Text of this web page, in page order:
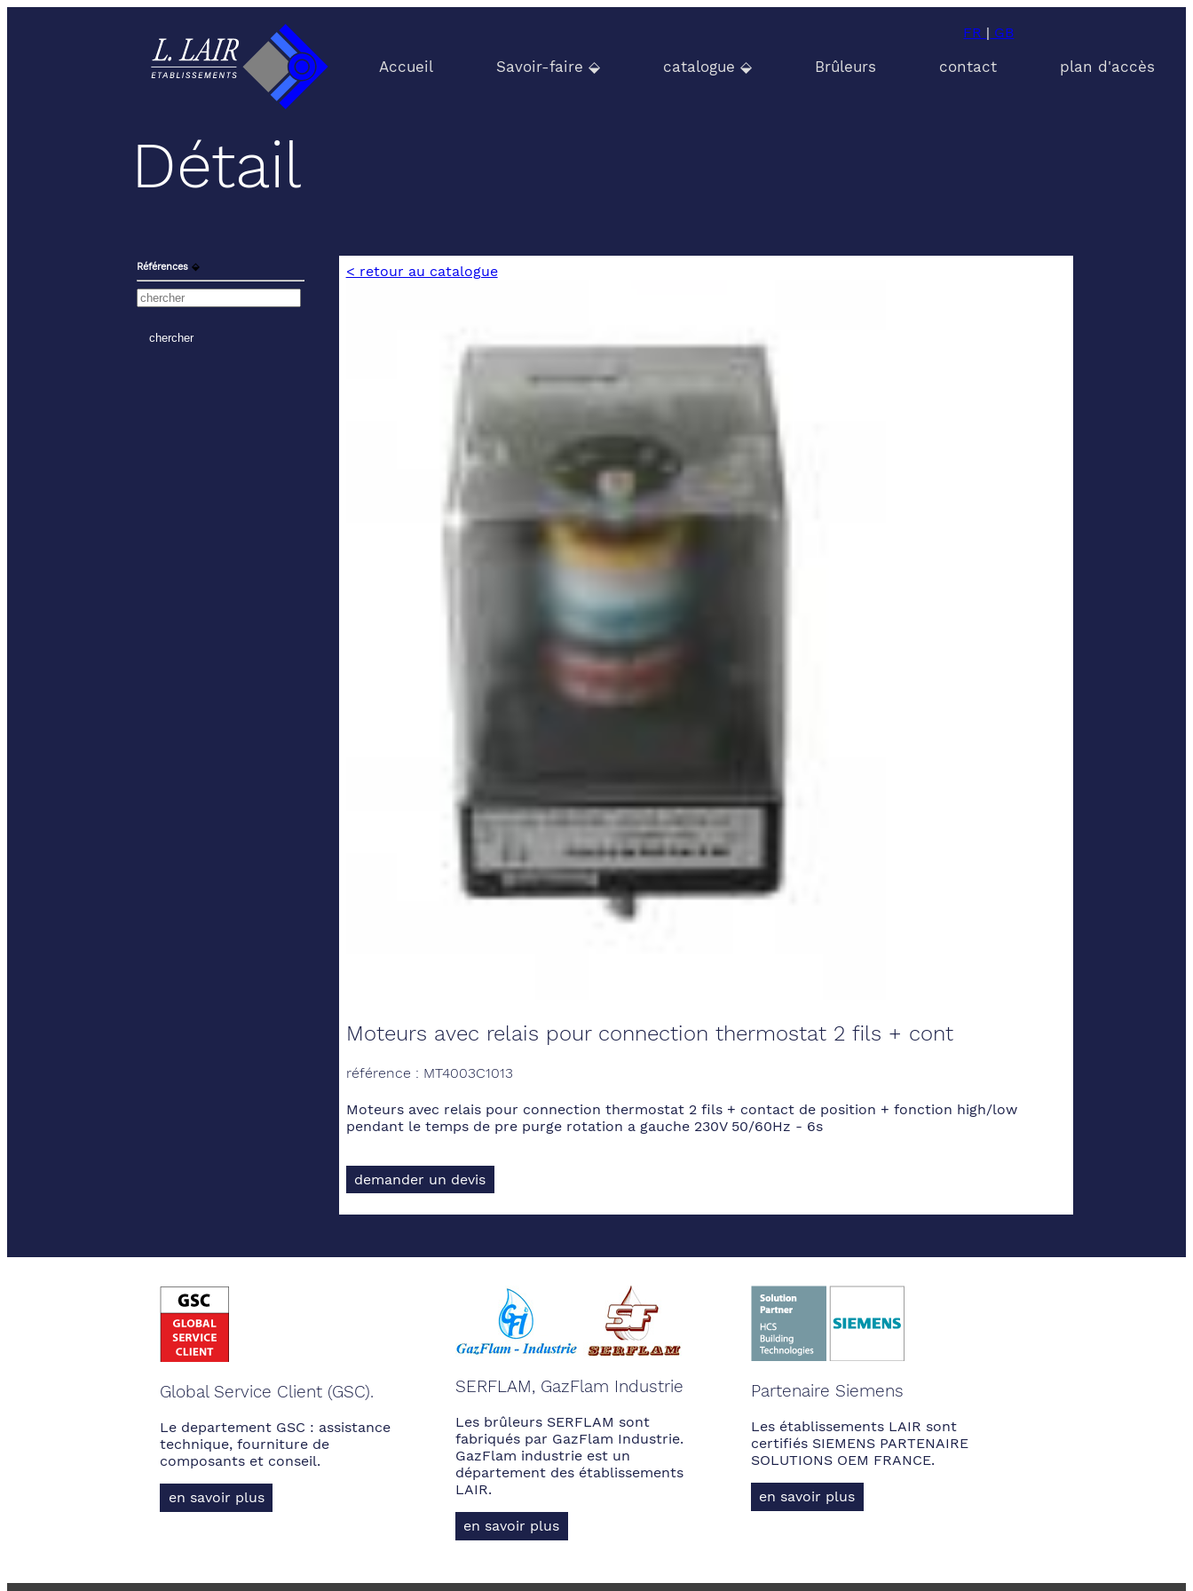
FR | GB
Accueil Savoir-faire ⬙ catalogue ⬙ Brûleurs contact plan d'accès
Détail
Références ⬙ < retour au catalogue
Moteurs avec relais pour connection thermostat 2 fils + cont
référence : MT4003C1013
Moteurs avec relais pour connection thermostat 2 fils + contact de position + fonction high/low
pendant le temps de pre purge rotation a gauche 230V 50/60Hz - 6s
demander un devis
Global Service Client (GSC).
Le departement GSC : assistance
technique, fourniture de
composants et conseil.
en savoir plus
SERFLAM, GazFlam Industrie
Les brûleurs SERFLAM sont
fabriqués par GazFlam Industrie.
GazFlam industrie est un
département des établissements
LAIR.
en savoir plus
Partenaire Siemens
Les établissements LAIR sont
certifiés SIEMENS PARTENAIRE
SOLUTIONS OEM FRANCE.
en savoir plus